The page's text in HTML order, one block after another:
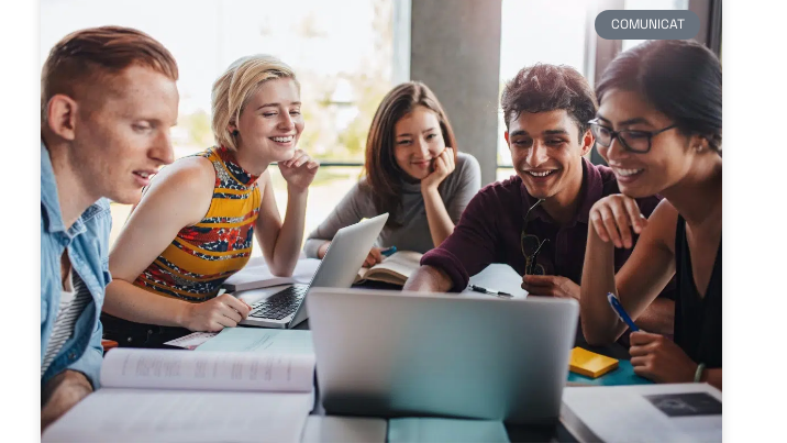
COMUNICAT